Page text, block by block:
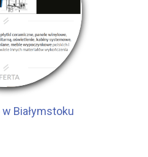
Białymstoku